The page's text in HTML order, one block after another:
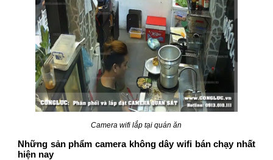
Camera wifi lắp tại quán ăn
Những sản phẩm camera không dây wifi bán chạy nhất
hiện nay